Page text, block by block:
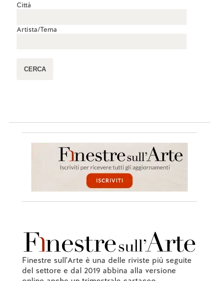
Città
Artista/Tema
Finestre sull'Arte è una delle riviste più seguite
del settore e dal 2019 abbina alla versione